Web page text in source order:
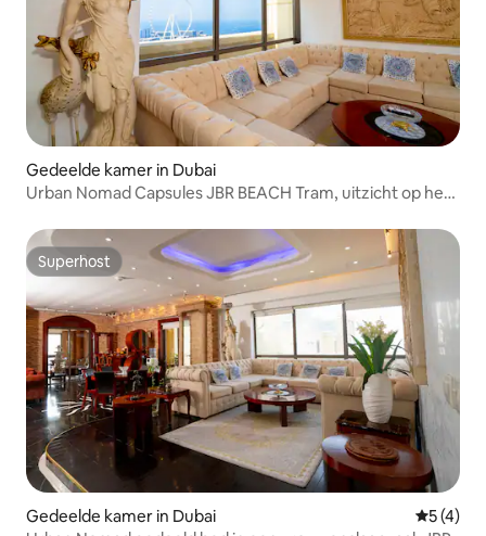
Gedeelde kamer in Dubai
Urban Nomad Capsules JBR BEACH Tram, uitzicht op het
Superhost
Superhost
Gedeelde kamer in Dubai
5 (4)